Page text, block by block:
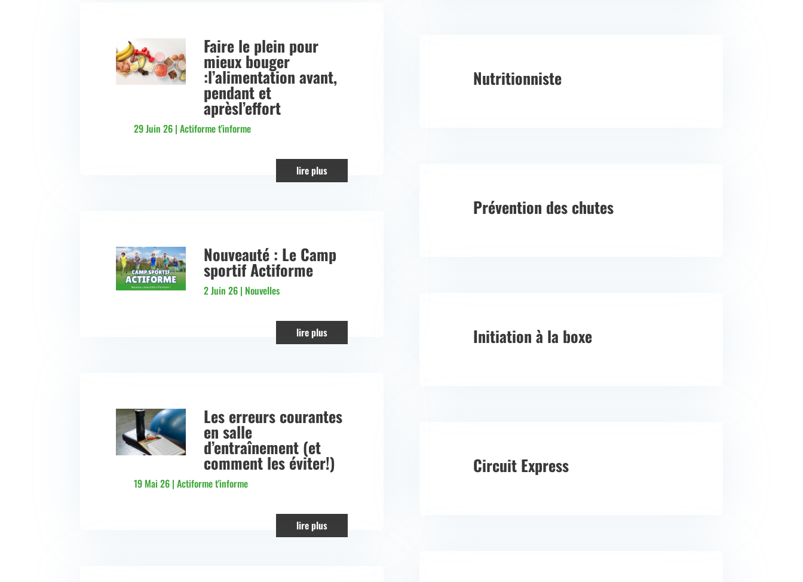
Faire le plein pour
mieux bouger
:l’alimentation avant,
pendant et
aprèsl’effort
29 Juin 26 |Actiforme t'informe
lire plus
Nouveauté : Le Camp
sportif Actiforme
2 Juin 26| Nouvelles
lire plus
Les erreurs courantes
en salle
d’entraînement (et
comment les éviter!)
19 Mai 26 |Actiforme t'informe
lire plus
Nutritionniste
Prévention des chutes
Initiation à la boxe
Circuit Express